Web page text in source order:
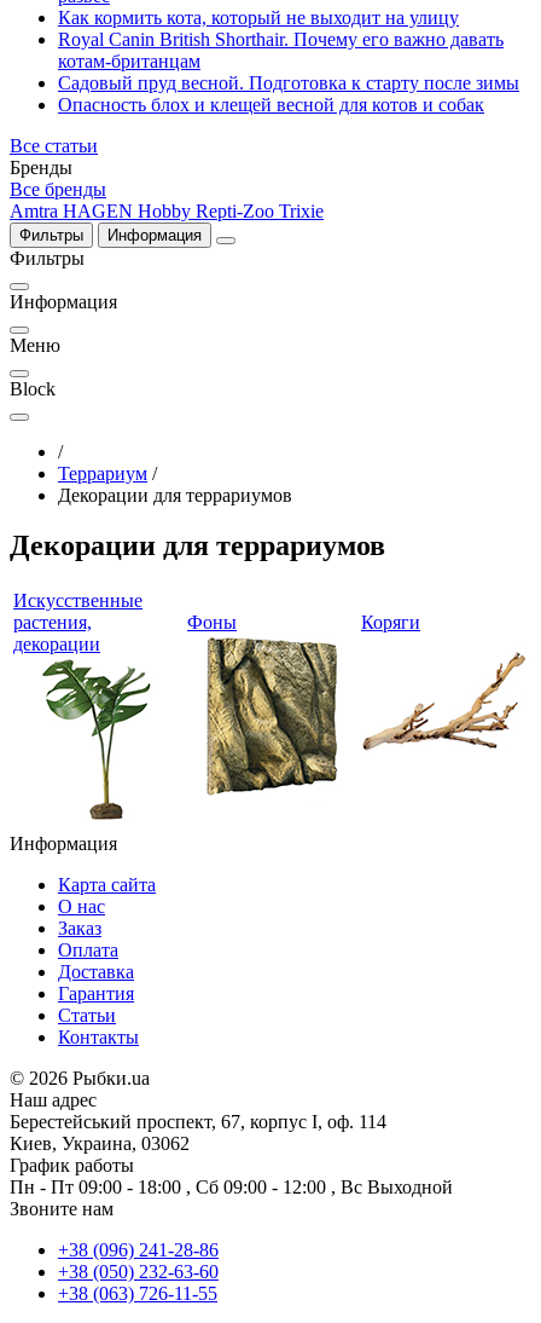
Как кормить кота, который не выходит на улицу
Royal Canin British Shorthair. Почему его важно давать
котам-британцам
Садовый пруд весной. Подготовка к старту после зимы
Опасность блох и клещей весной для котов и собак
Все статьи
Бренды
Все бренды
Amtra HAGEN Hobby Repti-Zoo Trixie
Фильтры Информация
Фильтры
Информация
Меню
Block
/
Террариум /
Декорации для террариумов
Декорации для террариумов
Искусственные
растения,
декорации
Фоны Коряги
Информация
Карта сайта
О нас
Заказ
Оплата
Доставка
Гарантия
Статьи
Контакты
© 2026 Рыбки.ua
Наш адрес
Берестейський проспект, 67, корпус I, оф. 114
Киев, Украина, 03062
График работы
Пн - Пт 09:00 - 18:00 , Сб 09:00 - 12:00 , Вс Выходной
Звоните нам
+38 (096) 241-28-86
+38 (050) 232-63-60
+38 (063) 726-11-55